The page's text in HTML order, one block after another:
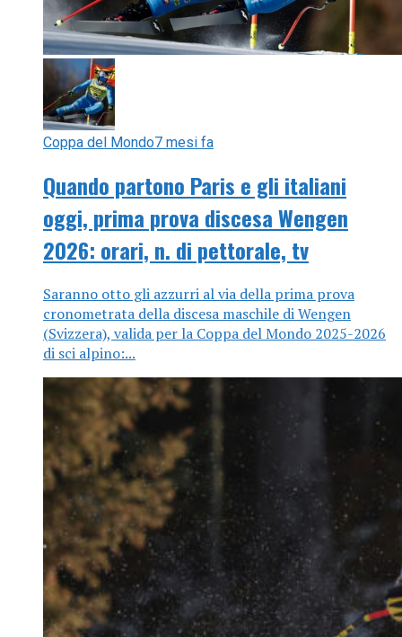
Coppa del Mondo7 mesi fa
Quando partono Paris e gli italiani
oggi, prima prova discesa Wengen
2026: orari, n. di pettorale, tv
Saranno otto gli azzurri al via della prima prova
cronometrata della discesa maschile di Wengen
(Svizzera), valida per la Coppa del Mondo 2025-2026
di sci alpino:...